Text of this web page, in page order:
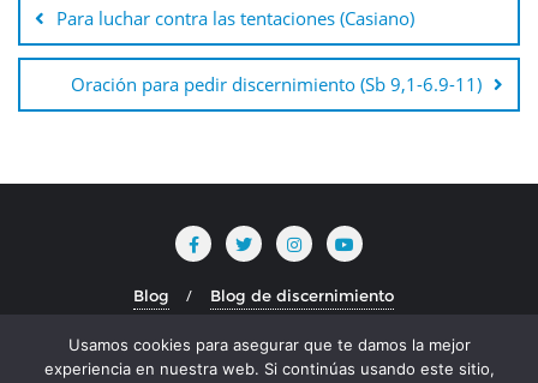
Para luchar contra las tentaciones (Casiano)
Oración para pedir discernimiento (Sb 9,1-6.9-11)
Blog
Blog de discernimiento
discernimiento en la biblia
Discernir con los santos
Usamos cookies para asegurar que te damos la mejor
experiencia en nuestra web. Si continúas usando este sitio,